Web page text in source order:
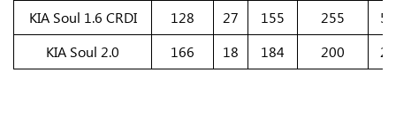
KIA Soul 1.6 CRDI
128 27 155 255
55
KIA Soul 2.0
166 18 184 200 25